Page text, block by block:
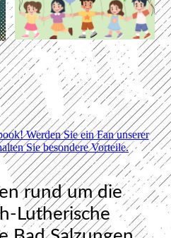
Werden Sie ein Fan unserer
Sie besondere Vorteile.
rund um die
Lutherische